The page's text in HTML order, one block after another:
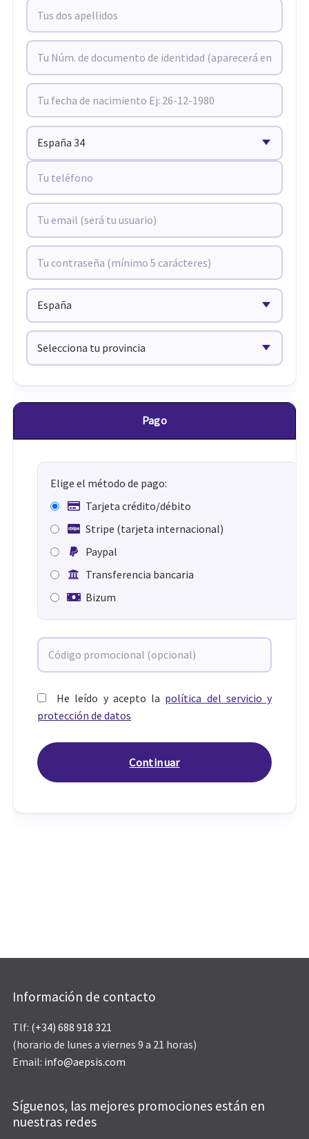
Pago
Elige el método de pago:
Tarjeta crédito/débito
Stripe (tarjeta internacional)
Paypal
Transferencia bancaria
Bizum
He leído y acepto la política del servicio y
protección de datos
Información de contacto
Tlf: (+34) 688 918 321
(horario de lunes a viernes 9 a 21 horas)
Email: info@aepsis.com
Síguenos, las mejores promociones están en
nuestras redes